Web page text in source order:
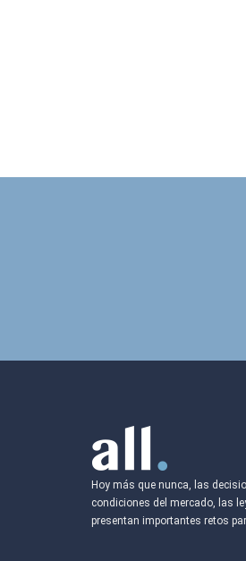
Hoy más que nunca, las
condiciones del mercado, las
presentan importantes retos